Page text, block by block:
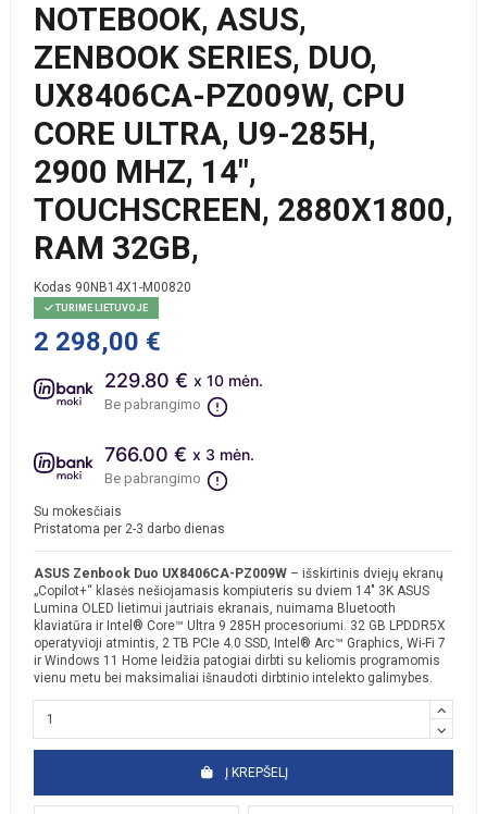
NOTEBOOK, ASUS,
ZENBOOK SERIES, DUO,
UX8406CA-PZ009W, CPU
CORE ULTRA, U9-285H,
2900 MHZ, 14",
TOUCHSCREEN, 2880X1800,
RAM 32GB,
Kodas 90NB14X1-M00820
TURIME LIETUVOJE
2 298,00 €
229.80 € x 10 mėn.
Be pabrangimo
766.00 € x 3 mėn.
Be pabrangimo
Su mokesčiais
Pristatoma per 2-3 darbo dienas
ASUS Zenbook Duo UX8406CA-PZ009W – išskirtinis dviejų ekranų
„Copilot+“ klasės nešiojamasis kompiuteris su dviem 14" 3K ASUS
Lumina OLED lietimui jautriais ekranais, nuimama Bluetooth
klaviatūra ir Intel® Core™ Ultra 9 285H procesoriumi. 32 GB LPDDR5X
operatyvioji atmintis, 2 TB PCIe 4.0 SSD, Intel® Arc™ Graphics, Wi-Fi 7
ir Windows 11 Home leidžia patogiai dirbti su keliomis programomis
vienu metu bei maksimaliai išnaudoti dirbtinio intelekto galimybes.
Į KREPŠELĮ